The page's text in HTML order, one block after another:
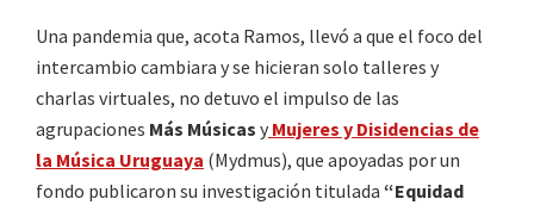
Una pandemia que, acota Ramos, llevó a que el foco del
intercambio cambiara y se hicieran solo talleres y
charlas virtuales, no detuvo el impulso de las
agrupaciones Más Músicas y Mujeres y Disidencias de
la Música Uruguaya (Mydmus), que apoyadas por un
fondo publicaron su investigación titulada “Equidad